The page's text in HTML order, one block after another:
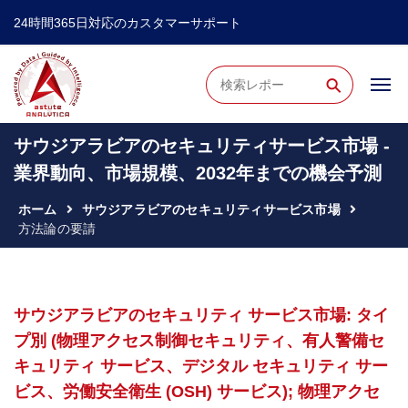
24時間365日対応のカスタマーサポート
⚲
サウジアラビアのセキュリティサービス市場 -
業界動向、市場規模、2032年までの機会予測
ホーム
サウジアラビアのセキュリティサービス市場
方法論の要請
サウジアラビアのセキュリティ サービス市場: タイ
プ別 (物理アクセス制御セキュリティ、有人警備セ
キュリティ サービス、デジタル セキュリティ サー
ビス、労働安全衛生 (OSH) サービス); 物理アクセ